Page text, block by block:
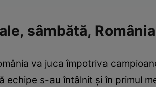
sâmbătă,
va juca împotriva
echipe s-au întâlnit și în primul